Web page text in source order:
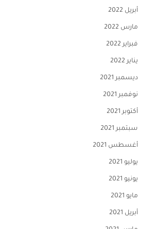
أبريل 2022
مارس 2022
فبراير 2022
يناير 2022
ديسمبر 2021
نوفمبر 2021
أكتوبر 2021
سبتمبر 2021
أغسطس 2021
يوليو 2021
يونيو 2021
مايو 2021
أبريل 2021